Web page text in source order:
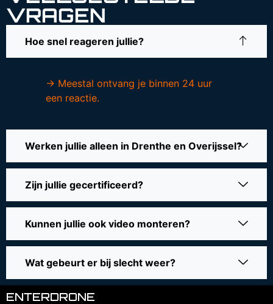
VRAGEN
Hoe snel reageren jullie?
→ Meestal ontvang je binnen 24 uur
een reactie.
Werken jullie alleen in Drenthe en Overijssel?
Zijn jullie gecertificeerd?
Kunnen jullie ook video monteren?
Wat gebeurt er bij slecht weer?
ENTERDRONE